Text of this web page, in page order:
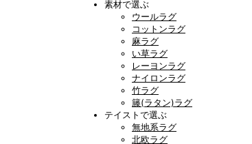
素材で選ぶ
ウールラグ
コットンラグ
麻ラグ
い草ラグ
レーヨンラグ
ナイロンラグ
竹ラグ
籐(ラタン)ラグ
テイストで選ぶ
無地系ラグ
北欧ラグ